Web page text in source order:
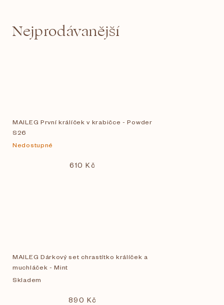
Nejprodávanější
MAILEG První králíček v krabičce - Powder
S26
Nedostupné
610 Kč
MAILEG Dárkový set chrastítko králíček a
muchláček - Mint
Skladem
890 Kč